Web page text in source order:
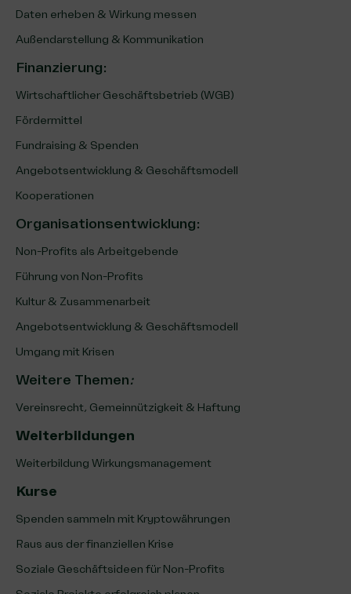
Daten erheben & Wirkung messen
Außendarstellung & Kommunikation
Finanzierung:
Wirtschaftlicher Geschäftsbetrieb (WGB)
Fördermittel
Fundraising & Spenden
Angebotsentwicklung & Geschäftsmodell
Kooperationen
Organisationsentwicklung:
Non-Profits als Arbeitgebende
Führung von Non-Profits
Kultur & Zusammenarbeit
Angebotsentwicklung & Geschäftsmodell
Umgang mit Krisen
Weitere Themen:
Vereinsrecht, Gemeinnützigkeit & Haftung
Weiterbildungen
Weiterbildung Wirkungsmanagement
Kurse
Spenden sammeln mit Kryptowährungen
Raus aus der finanziellen Krise
Soziale Geschäftsideen für Non-Profits